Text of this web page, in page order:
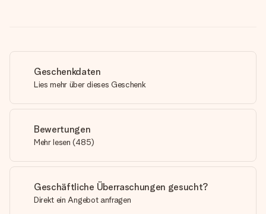
Geschenkdaten
Lies mehr über dieses Geschenk
Bewertungen
Mehr lesen (485)
Geschäftliche Überraschungen gesucht?
Direkt ein Angebot anfragen